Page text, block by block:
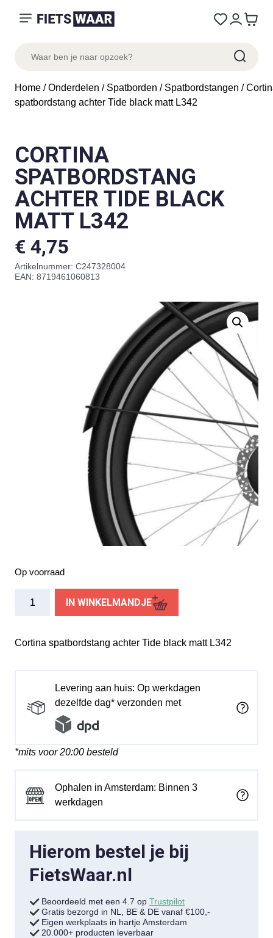
Home /Onderdelen / Spatborden / Spatbordstangen /
spatbordstang achter Tide black matt L342
CORTINA
SPATBORDSTANG
ACHTER TIDE BLACK
MATT L342
€ 4,75
Artikelnummer: C247328004
EAN: 8719461060813
Op voorraad
Tide
IN WINKELMANDJE
Cortina spatbordstang achter Tide black matt L342
Levering aan huis: Op werkdagen
dezelfde dag* verzonden met
*mits voor 20:00 besteld
Ophalen in Amsterdam: Binnen 3
werkdagen
Hierom bestel je bij
FietsWaar.nl
Beoordeeld met een 4.7 op Trustpilot
Gratis bezorgd in NL, BE & DE vanaf €100,-
Eigen werkplaats in hartje Amsterdam
20.000+ producten leverbaar